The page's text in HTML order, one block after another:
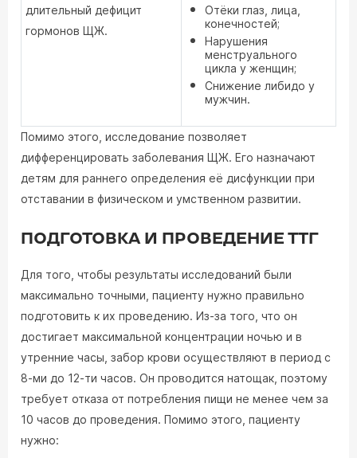
длительный дефицит
гормонов ЩЖ.
Отёки глаз, лица,
конечностей;
Нарушения
менструального
цикла у женщин;
Снижение либидо у
мужчин.
Помимо этого, исследование позволяет
дифференцировать заболевания ЩЖ. Его назначают
детям для раннего определения её дисфункции при
отставании в физическом и умственном развитии.
ПОДГОТОВКА И ПРОВЕДЕНИЕ ТТГ
Для того, чтобы результаты исследований были
максимально точными, пациенту нужно правильно
подготовить к их проведению. Из-за того, что он
достигает максимальной концентрации ночью и в
утренние часы, забор крови осуществляют в период с
8-ми до 12-ти часов. Он проводится натощак, поэтому
требует отказа от потребления пищи не менее чем за
10 часов до проведения. Помимо этого, пациенту
нужно: